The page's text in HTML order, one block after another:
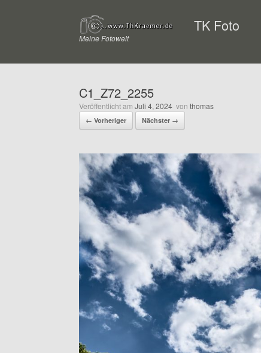
TK Foto
Meine Fotowelt
C1_Z72_2255
Veröffentlicht am Juli 4, 2024 von thomas
← Vorheriger Nächster →